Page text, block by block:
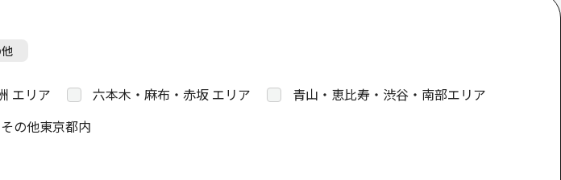
エリア 六本木・麻布・赤坂 エリア
青山・恵比寿・渋谷・南部エリア
その他東京都内